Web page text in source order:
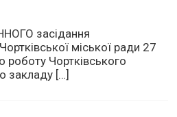
засідання
міської ради 27
Чортківського
закладу […]